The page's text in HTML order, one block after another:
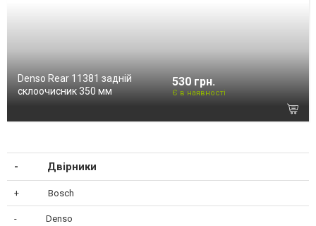
Denso Rear 11381 задній
склоочисник 350 мм
530 грн.
Є в наявності
Двірники
Bosch
Denso